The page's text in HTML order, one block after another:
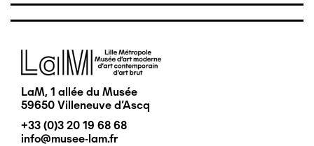
Image
LaM, 1 allée du Musée
59650 Villeneuve d'Ascq
+33 (0)3 20 19 68 68
info@musee-lam.fr